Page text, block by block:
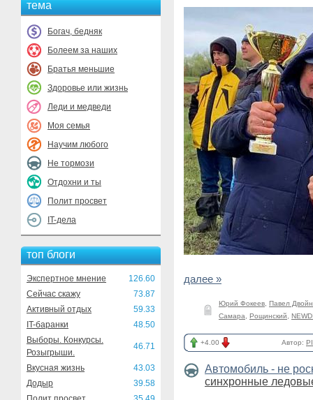
тема
Богач, бедняк
Болеем за наших
Братья меньшие
Здоровье или жизнь
Леди и медведи
Моя семья
Научим любого
Не тормози
Отдохни и ты
Полит просвет
IT-дела
топ блоги
Экспертное мнение
126.60
Сейчас скажу
73.87
Активный отдых
59.33
IT-баранки
48.50
Выборы. Конкурсы.
Розыгрыши.
46.71
Вкусная жизнь
43.03
Додыр
39.58
далее »
Юрий Фокеев Павел
Самара
Рощинский
+4.00 Автор:
Автомобиль - не
синхронные